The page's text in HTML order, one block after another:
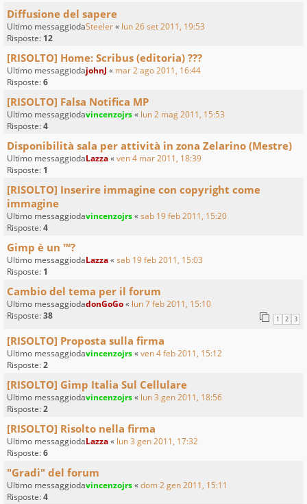
Diffusione del sapere
Ultimo messaggiodaSteeler« lun 26 set 2011, 19:53
Risposte: 12
[RISOLTO] Home: Scribus (editoria) ???
Ultimo messaggiodajohnJ « mar 2 ago 2011, 16:44
Risposte:6
[RISOLTO] Falsa Notifica MP
Ultimo messaggiodavincenzojrs« lun 2 mag 2011, 15:53
Risposte:4
Disponibilità sala per attività in zona Zelarino (Mestre)
Ultimo messaggiodaLazza«ven 4 mar 2011, 18:39
Risposte: 1
[RISOLTO] Inserire immagine con copyright come
immagine
Ultimo messaggiodavincenzojrs«sab 19 feb 2011, 15:20
Risposte:4
Gimp è un ™?
Ultimo messaggiodaLazza«sab 19 feb 2011, 15:03
Risposte: 1
Cambio del tema per il forum
Ultimo messaggiodadonGoGo« lun 7 feb 2011, 15:10
Risposte:38 1 2 3
[RISOLTO] Proposta sulla firma
Ultimo messaggiodavincenzojrs«ven 4 feb 2011, 15:12
Risposte:2
[RISOLTO] Gimp Italia Sul Cellulare
Ultimo messaggiodavincenzojrs« lun 3 gen 2011, 18:56
Risposte:2
[RISOLTO] Risolto nella firma
Ultimo messaggiodaLazza« lun 3 gen 2011, 17:32
Risposte:6
"Gradi" del forum
Ultimo messaggiodavincenzojrs«dom 2 gen 2011, 15:11
Risposte:4